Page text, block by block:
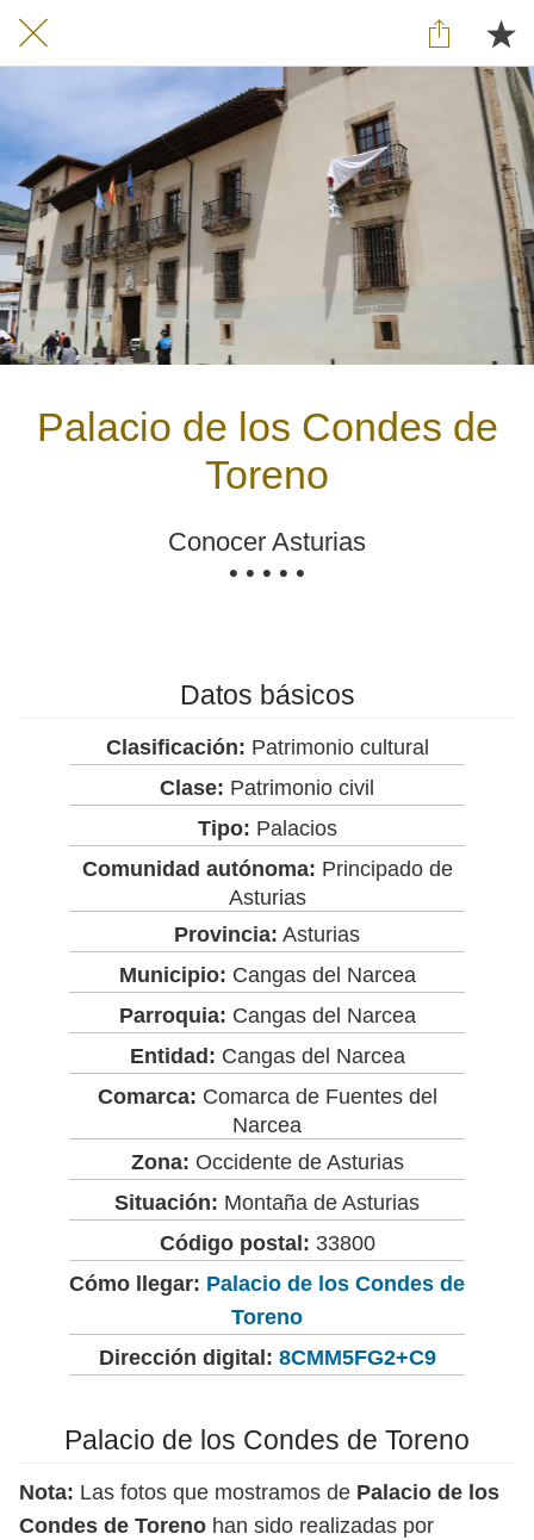
Palacio de los Condes de
Toreno
Conocer Asturias
• • • • •
Datos básicos
Clasificación: Patrimonio cultural
Clase: Patrimonio civil
Tipo: Palacios
Comunidad autónoma: Principado de
Asturias
Provincia: Asturias
Municipio: Cangas del Narcea
Parroquia: Cangas del Narcea
Entidad: Cangas del Narcea
Comarca: Comarca de Fuentes del
Narcea
Zona: Occidente de Asturias
Situación: Montaña de Asturias
Código postal: 33800
Cómo llegar: Palacio de los Condes de
Toreno
Dirección digital: 8CMM5FG2+C9
Palacio de los Condes de Toreno
Nota: Las fotos que mostramos de Palacio de los
Condes de Toreno han sido realizadas por